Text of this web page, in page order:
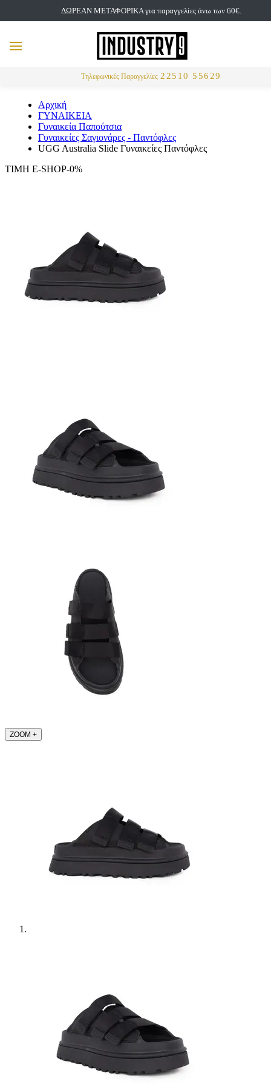
ΔΩΡΕΑΝ ΜΕΤΑΦΟΡΙΚΑ για παραγγελίες άνω των 60€.
Τηλεφωνικές Παραγγελίες 22510 55629
MENU
Αρχική
ΓΥΝΑΙΚΕΙΑ
Γυναικεία Παπούτσια
Γυναικείες Σαγιονάρες - Παντόφλες
UGG Australia Slide Γυναικείες Παντόφλες
ΤΙΜΗ E-SHOP-0%
ZOOM +